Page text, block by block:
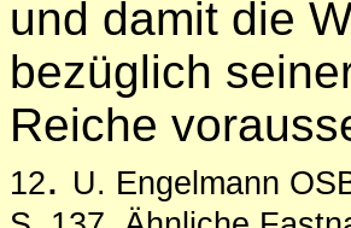
und damit die
bezüglich
Reiche
12. U. Engelmann